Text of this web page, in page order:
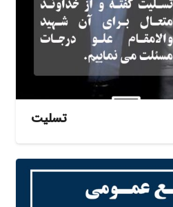
تسلیت